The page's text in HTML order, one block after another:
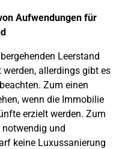
Aufwendungen für
Leerstand
allerdings gibt es
Zum einen
wenn die Immobilie
erzielt werden. Zum
notwendig und
keine Luxussanierung